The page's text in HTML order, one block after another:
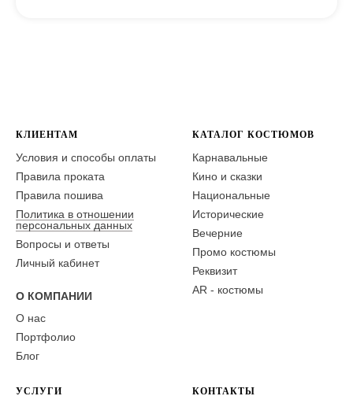
КЛИЕНТАМ
Условия и способы оплаты
Правила проката
Правила пошива
Политика в отношении
персональных данных
Вопросы и ответы
Личный кабинет
О КОМПАНИИ
О нас
Портфолио
Блог
КАТАЛОГ КОСТЮМОВ
Карнавальные
Кино и сказки
Национальные
Исторические
Вечерние
Промо костюмы
Реквизит
AR - костюмы
УСЛУГИ КОНТАКТЫ